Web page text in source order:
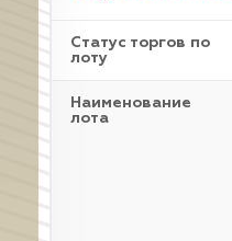
Статус торгов по
лоту
Наименование
лота